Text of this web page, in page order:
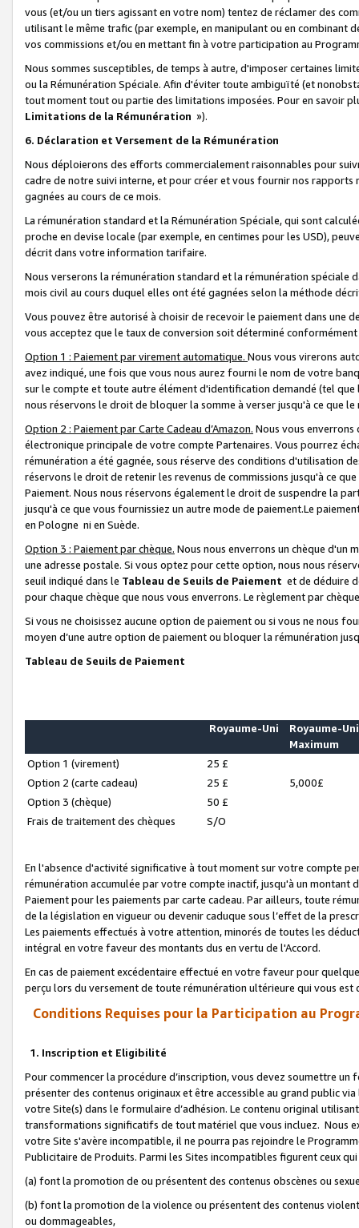
vous (et/ou un tiers agissant en votre nom) tentez de réclamer des
utilisant le même trafic (par exemple, en manipulant ou en combinant
vos commissions et/ou en mettant fin à votre participation au
Nous sommes susceptibles, de temps à autre, d'imposer certaines
ou la Rémunération Spéciale. Afin d'éviter toute ambiguïté (et
tout moment tout ou partie des limitations imposées. Pour en savoir
Limitations de la Rémunération »).
6. Déclaration et Versement de la Rémunération
Nous déploierons des efforts commercialement raisonnables pour
cadre de notre suivi interne, et pour créer et vous fournir nos
gagnées au cours de ce mois.
La rémunération standard et la Rémunération Spéciale, qui sont
proche en devise locale (par exemple, en centimes pour les USD),
décrit dans votre information tarifaire.
Nous verserons la rémunération standard et la rémunération spéciale
mois civil au cours duquel elles ont été gagnées selon la méthode
Vous pouvez être autorisé à choisir de recevoir le paiement dans une
vous acceptez que le taux de conversion soit déterminé
Option 1 : Paiement par virement automatique. Nous vous virerons
avez indiqué, une fois que vous nous aurez fourni le nom de votre
sur le compte et toute autre élément d'identification demandé (tel que
nous réservons le droit de bloquer la somme à verser jusqu'à ce que
Option 2 : Paiement par Carte Cadeau d’Amazon. Nous vous
électronique principale de votre compte Partenaires. Vous pourrez
rémunération a été gagnée, sous réserve des conditions d'utilisation
réservons le droit de retenir les revenus de commissions jusqu'à ce
Paiement. Nous nous réservons également le droit de suspendre la
jusqu'à ce que vous fournissiez un autre mode de paiement.Le
en Pologne ni en Suède.
Option 3 : Paiement par chèque. Nous nous enverrons un chèque d'un
une adresse postale. Si vous optez pour cette option, nous nous
seuil indiqué dans le Tableau de Seuils de Paiement et de déduire
pour chaque chèque que nous vous enverrons. Le règlement par
Si vous ne choisissez aucune option de paiement ou si vous ne nous
moyen d’une autre option de paiement ou bloquer la rémunération
Tableau de Seuils de Paiement
Royaume-Uni
Royaume-Uni
Maximum
Option 1 (virement)
25 £
Option 2 (carte cadeau)
25 £
5,000£
Option 3 (chèque)
50 £
Frais de traitement des chèques
S/O
En l'absence d'activité significative à tout moment sur votre compte
rémunération accumulée par votre compte inactif, jusqu'à un montant
Paiement pour les paiements par carte cadeau. Par ailleurs, toute
de la législation en vigueur ou devenir caduque sous l’effet de la
Les paiements effectués à votre attention, minorés de toutes les
intégral en votre faveur des montants dus en vertu de l'Accord.
En cas de paiement excédentaire effectué en votre faveur pour
perçu lors du versement de toute rémunération ultérieure qui vous est
Conditions Requises pour la Participation au
1. Inscription et Eligibilité
Pour commencer la procédure d’inscription, vous devez soumettre
présenter des contenus originaux et être accessible au grand public
votre Site(s) dans le formulaire d’adhésion. Le contenu original
transformations significatifs de tout matériel que vous incluez. Nous
votre Site s'avère incompatible, il ne pourra pas rejoindre le
Publicitaire de Produits. Parmi les Sites incompatibles figurent ceux
(a) font la promotion de ou présentent des contenus obscènes ou
(b) font la promotion de la violence ou présentent des contenus
ou dommageables,